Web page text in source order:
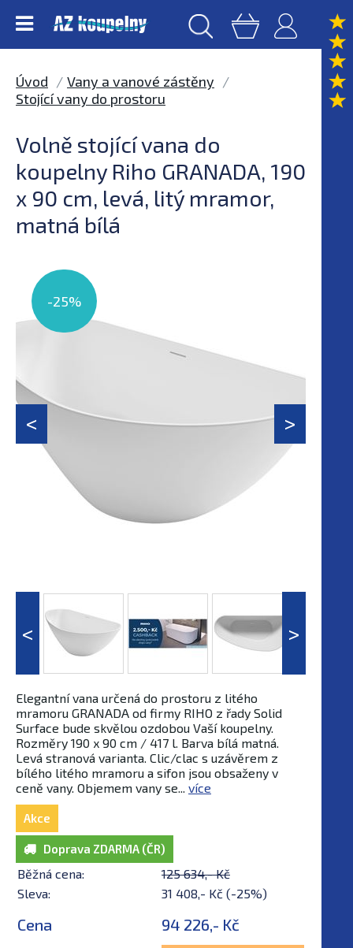
Úvod
Vany a vanové zástěny
Stojící vany do prostoru
Volně stojící vana do
koupelny Riho GRANADA, 190
x 90 cm, levá, litý mramor,
matná bílá
-25%
Elegantní vana určená do prostoru z litého
mramoru GRANADA od firmy RIHO z řady Solid
Surface bude skvělou ozdobou Vaší koupelny.
Rozměry 190 x 90 cm / 417 l. Barva bílá matná.
Levá stranová varianta. Clic/clac s uzávěrem z
bílého litého mramoru a sifon jsou obsaženy v
ceně vany. Objemem vany se... více
Akce
Doprava ZDARMA (ČR)
Běžná cena:
125 634,- Kč
Sleva:
31 408,- Kč (-25%)
Cena 94 226,- Kč